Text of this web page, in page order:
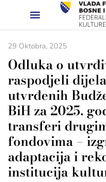
29 Oktobra, 2025
Odluka o
raspodjeli
utvrđenih
BiH za 2025.
transferi
fondovima –
adaptacija i
institucija